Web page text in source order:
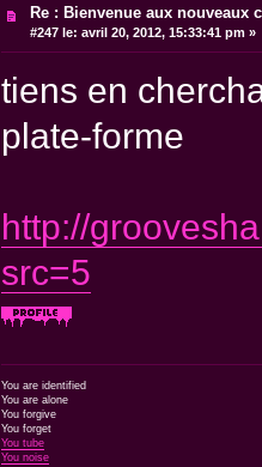
Re : Bienvenue aux nouveaux
#247 le: avril 20, 2012, 15:33:41 pm »
tiens en
plate-forme
http://
src=5
You are identified
You are alone
You forgive
You forget
You tube
You noise